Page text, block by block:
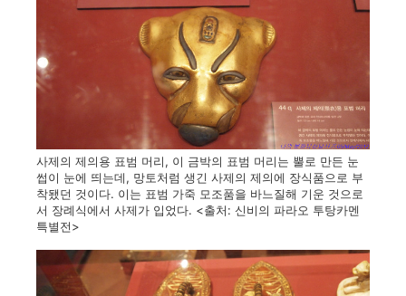
사제의 제의용 표범 머리, 이 금박의 표범 머리는 뿔로 만든 눈
썹이 눈에 띄는데, 망토처럼 생긴 사제의 제의에 장식품으로 부
착됐던 것이다. 이는 표범 가죽 모조품을 바느질해 기운 것으로
서 장례식에서 사제가 입었다. <출처: 신비의 파라오 투탕카멘
특별전>